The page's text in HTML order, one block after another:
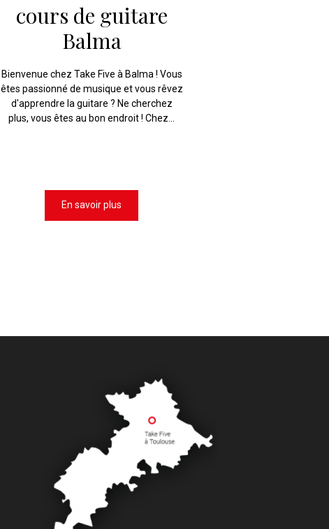
cours de guitare
Balma
Bienvenue chez Take Five à Balma ! Vous
êtes passionné de musique et vous rêvez
d'apprendre la guitare ? Ne cherchez
plus, vous êtes au bon endroit ! Chez...
En savoir plus